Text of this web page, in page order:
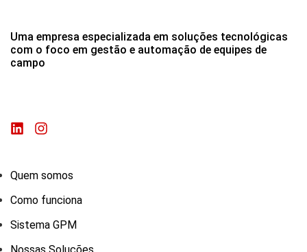
Uma empresa especializada em soluções tecnológicas
com o foco em gestão e automação de equipes de
campo
Quem somos
Como funciona
Sistema GPM